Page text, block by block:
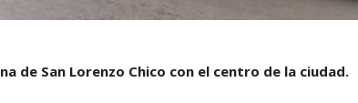
de San Lorenzo Chico con el centro de la ciudad.